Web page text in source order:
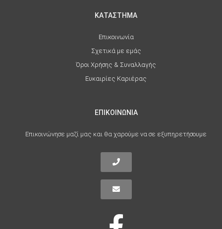
ΚΑΤΑΣΤΗΜΑ
Επικοινωνία
Σχετικά με εμάς
Όροι Χρήσης & Συναλλαγής
Ευκαιρίες Καριέρας
ΕΠΙΚΟΙΝΩΝΙΑ
Επικοινώνησε μαζί μας και θα χαρούμε να σε εξυπηρετήσουμε